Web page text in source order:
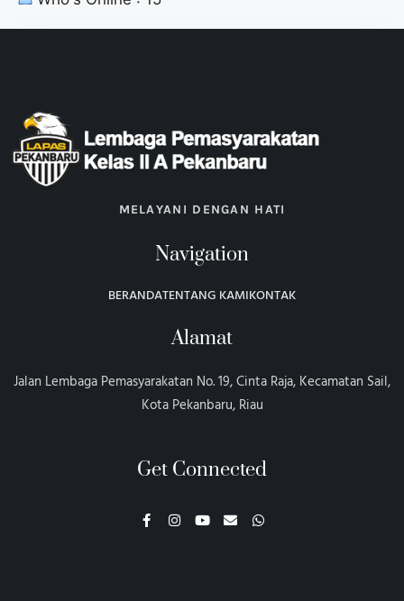
MELAYANI DENGAN HATI
Navigation
BERANDATENTANG KAMIKONTAK
Alamat
Jalan Lembaga Pemasyarakatan No. 19, Cinta Raja, Kecamatan Sail,
Kota Pekanbaru, Riau
Get Connected